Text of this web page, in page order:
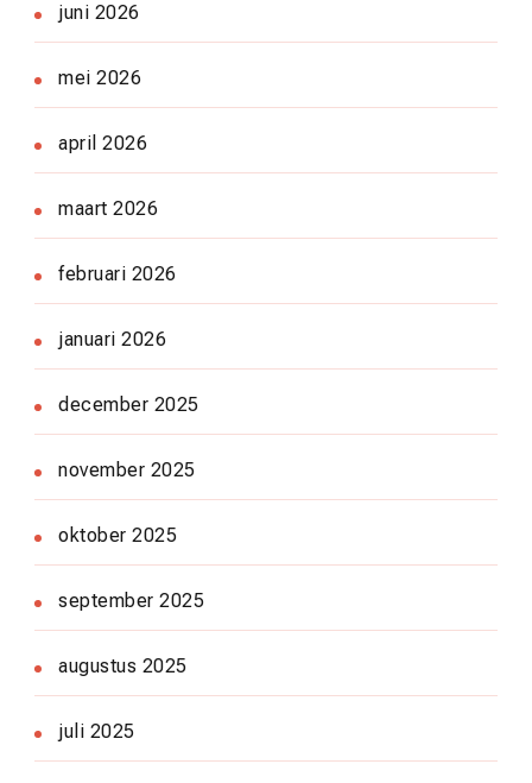
juni 2026
mei 2026
april 2026
maart 2026
februari 2026
januari 2026
december 2025
november 2025
oktober 2025
september 2025
augustus 2025
juli 2025